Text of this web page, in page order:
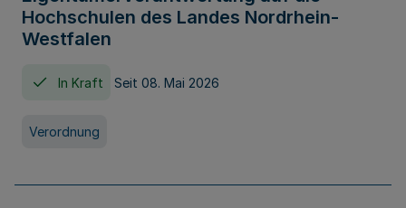
Hochschulen des Landes Nordrhein-
Westfalen
In Kraft Seit 08. Mai 2026
Verordnung